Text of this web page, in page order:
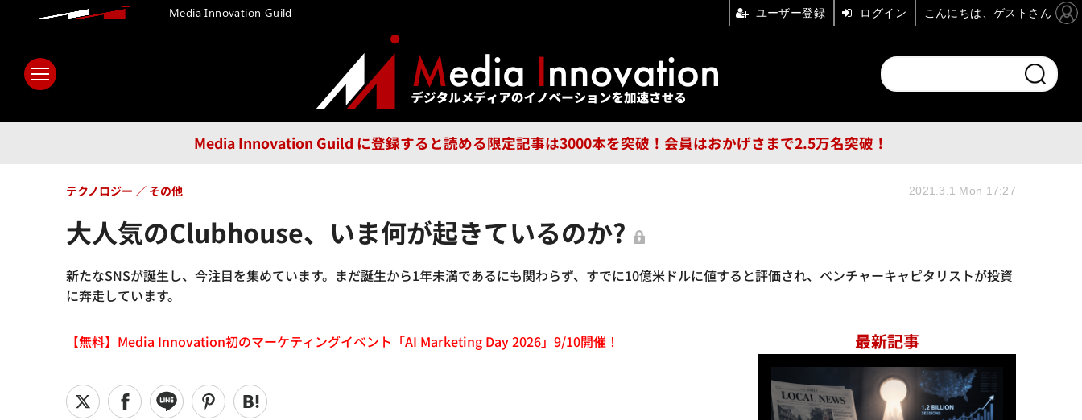
Media Innovation Guild に登録すると読める限定記事は3000本を突破！会員はおかげさまで2.5万名突破！
メディア テクノロジー 広告 企業 特集 ブランドチャンネル
フォーエム その他
大人気のClubhouse、いま何が起きているのか?
新たなSNSが誕生し、今注目を集めています。まだ誕生から1年未満であるにも関わらず、すでに10億米ドルに値すると評価され、ベンチャーキャピタリストが投資
に奔走しています。
テクノロジー その他 2021.3.1 Mon 17:27
【無料】Media Innovation初のマーケティングイベント「AI Marketing Day 2026」9/10開催！ 最新記事
Media Innovation Guild ユーザー登録 ログイン こんにちは、ゲストさん